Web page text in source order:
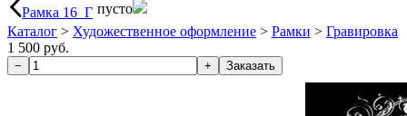
Рамка 16_Г пусто
Каталог > Художественное оформление > Рамки > Гравировка
1 500 руб.